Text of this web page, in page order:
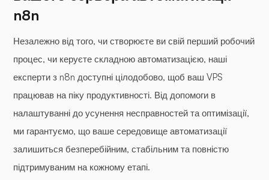
n8n
Незалежно від того, чи створюєте ви свій перший робочий
процес, чи керуєте складною автоматизацією, наші
експерти з n8n доступні цілодобово, щоб ваш VPS
працював на піку продуктивності. Від допомоги в
налаштуванні до усунення несправностей та оптимізації,
ми гарантуємо, що ваше середовище автоматизації
залишиться безперебійним, стабільним та повністю
підтримуваним на кожному етапі.